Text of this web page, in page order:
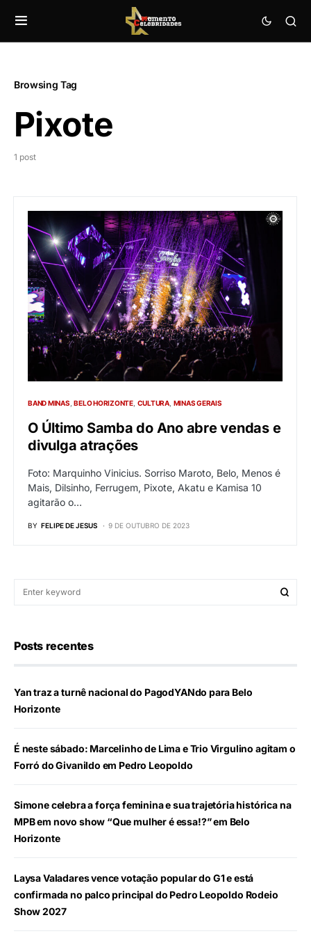
Browsing Tag
Pixote
1 post
BAND MINAS BELO HORIZONTE CULTURA MINAS GERAIS
O Último Samba do Ano abre vendas e
divulga atrações
Foto: Marquinho Vinicius. Sorriso Maroto, Belo, Menos é
Mais, Dilsinho, Ferrugem, Pixote, Akatu e Kamisa 10
agitarão o…
BY FELIPE DE JESUS 9 DE OUTUBRO DE 2023
Posts recentes
Yan traz a turnê nacional do PagodYANdo para Belo
Horizonte
É neste sábado: Marcelinho de Lima e Trio Virgulino agitam o
Forró do Givanildo em Pedro Leopoldo
Simone celebra a força feminina e sua trajetória histórica na
MPB em novo show “Que mulher é essa!?” em Belo
Horizonte
Laysa Valadares vence votação popular do G1 e está
confirmada no palco principal do Pedro Leopoldo Rodeio
Show 2027